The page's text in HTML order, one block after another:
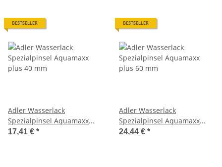
BESTSELLER
Adler Wasserlack
Spezialpinsel Aquamaxx
plus 40 mm
17,41 € *
BESTSELLER
Adler Wasserlack
Spezialpinsel Aquamaxx
plus 60 mm
24,44 € *